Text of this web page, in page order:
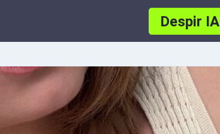
Despir IA